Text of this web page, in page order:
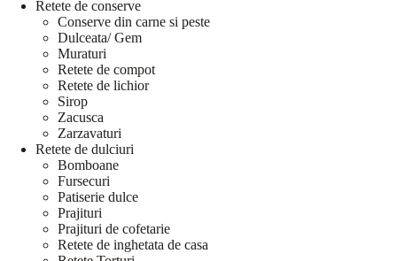
Retete de conserve
Conserve din carne si peste
Dulceata/ Gem
Muraturi
Retete de compot
Retete de lichior
Sirop
Zacusca
Zarzavaturi
Retete de dulciuri
Bomboane
Fursecuri
Patiserie dulce
Prajituri
Prajituri de cofetarie
Retete de inghetata de casa